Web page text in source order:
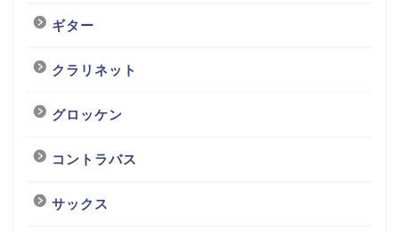
ギター
クラリネット
グロッケン
コントラバス
サックス